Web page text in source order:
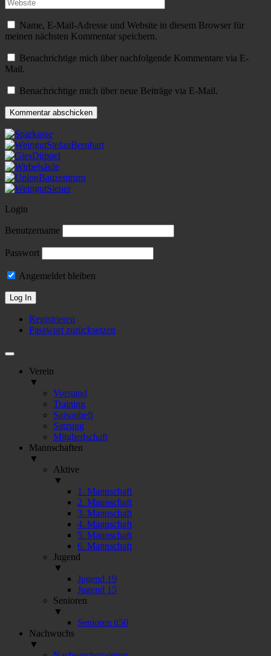
Name, E-Mail-Adresse und Website in diesem Browser für
meinen nächsten Kommentar speichern.
Benachrichtige mich über nachfolgende Kommentare via E-
Mail.
Benachrichtige mich über neue Beiträge via E-Mail.
Login
Benutzername
Passwort
Angemeldet bleiben
Registrieren
Passwort zurücksetzen
Verein
▼
Vorstand
Training
Saisonheft
Satzung
Mitgliedschaft
Mannschaften
▼
Aktive
▼
1. Mannschaft
2. Mannschaft
3. Mannschaft
4. Mannschaft
5. Mannschaft
6. Mannschaft
Jugend
▼
Jugend 19
Jugend 15
Senioren
▼
Senioren ü50
Nachwuchs
▼